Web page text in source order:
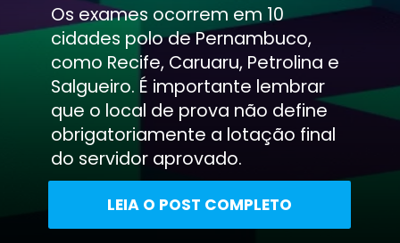
LEIA O POST COMPLETO
Os exames ocorrem em 10
cidades polo de Pernambuco,
como Recife, Caruaru, Petrolina e
Salgueiro. É importante lembrar
que o local de prova não define
obrigatoriamente a lotação final
do servidor aprovado.